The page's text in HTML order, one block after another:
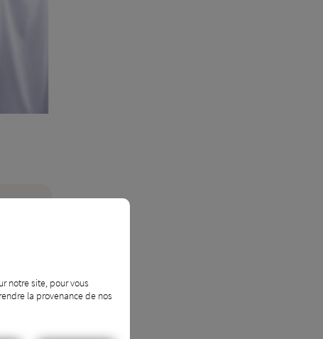
notre site, pour vous
la provenance de nos